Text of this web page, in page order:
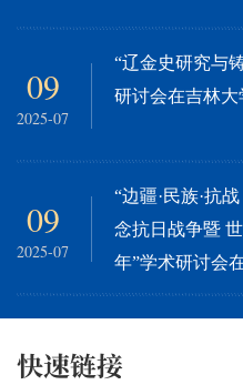
09
2025-07
“辽金史研究与
研讨会在吉林大
09
2025-07
“边疆·民族·抗
念抗日战争暨
年”学术研讨会
快速链接